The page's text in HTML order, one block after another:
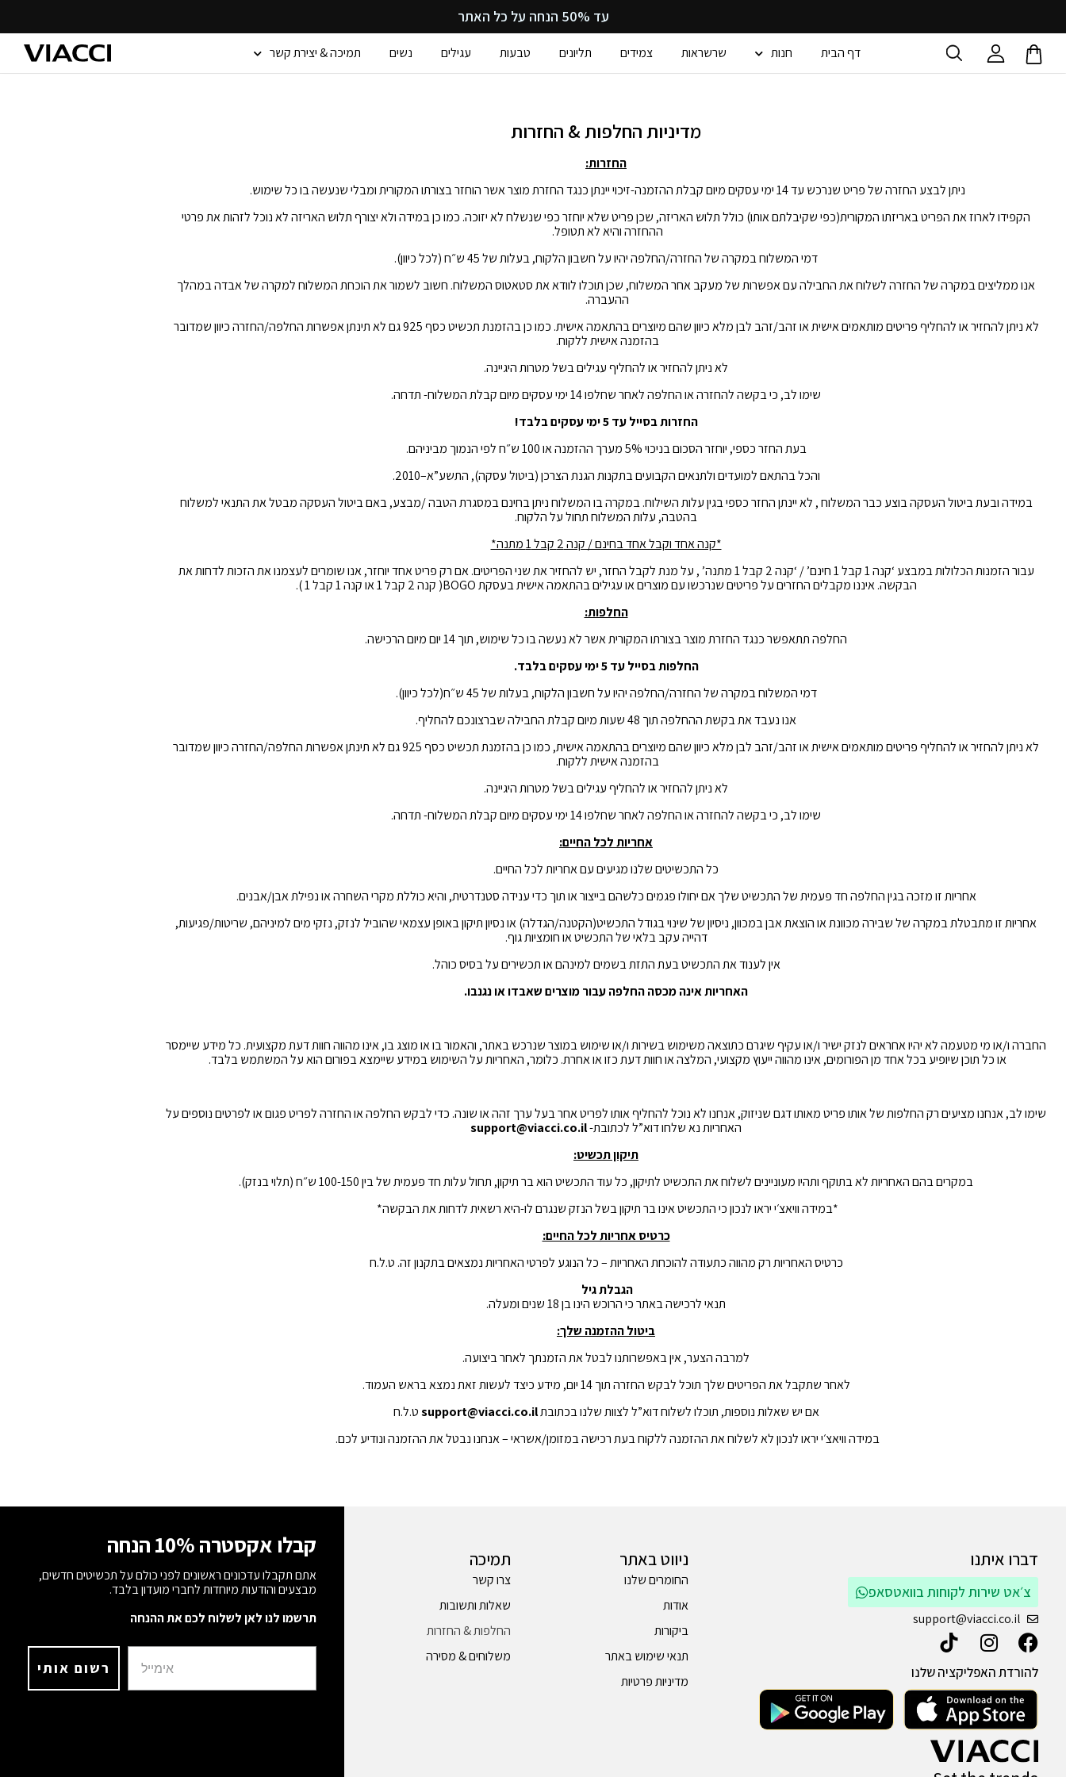
עד 50% הנחה על כל האתר
דף הבית חנות שרשראות צמידים תליונים טבעות עגילים נשים תמיכה & יצירת קשר
מדיניות החלפות & החזרות
החזרות:
ניתן לבצע החזרה של פריט שנרכש עד 14 ימי עסקים מיום קבלת ההזמנה-זיכוי יינתן כנגד החזרת מוצר אשר הוחזר בצורתו המקורית ומבלי שנעשה בו כל שימוש.
הקפידו לארוז את הפריט באריזתו המקורית(כפי שקיבלתם אותו) כולל תלוש האריזה, שכן פריט שלא יוחזר כפי שנשלח לא יזוכה. כמו כן במידה ולא יצורף תלוש האריזה לא נוכל לזהות את פרטי
ההחזרה והיא לא תטופל.
דמי המשלוח במקרה של החזרה/החלפה יהיו על חשבון הלקוח, בעלות של 45 ש״ח (לכל כיוון).
אנו ממליצים במקרה של החזרה לשלוח את החבילה עם אפשרות של מעקב אחר המשלוח, שכן תוכלו לוודא את סטאטוס המשלוח. חשוב לשמור את הוכחת המשלוח למקרה של אבדה במהלך
ההעברה.
לא ניתן להחזיר או להחליף פריטים מותאמים אישית או זהב/זהב לבן מלא כיוון שהם מיוצרים בהתאמה אישית.
כמו כן בהזמנת תכשיט כסף 925 גם לא תינתן אפשרות החלפה/החזרה כיוון שמדובר
בהזמנה אישית ללקוח.
לא ניתן להחזיר או להחליף עגילים בשל מטרות היגיינה.
שימו לב, כי בקשה להחזרה או החלפה לאחר שחלפו 14 ימי עסקים מיום קבלת המשלוח- תדחה.
החזרות בסייל עד 5 ימי עסקים בלבד!
בעת החזר כספי, יוחזר הסכום בניכוי 5% מערך ההזמנה או 100 ש״ח לפי הנמוך מביניהם.
והכלבהתאםלמועדיםולתנאיםהקבועיםבתקנותהגנתהצרכן(ביטולעסקה), התשע”א–
2010.
במידהובעתביטולהעסקהבוצע כברהמשלוח, לאיינתןהחזרכספיבגיןעלותהשילוח.במקרהבוהמשלוחניתןבחינםבמסגרתהטבה/מבצע,באםביטולהעסקהמבטלאתהתנאילמשלוח
בהטבה, עלותהמשלוחתחולעלהלקוח.
*קנה אחד וקבל אחד בחינם / קנה 2 קבל 1 מתנה*
עבור הזמנות הכלולות במבצע ‘קנה 1 קבל 1 חינם’ / ‘קנה 2 קבל 1 מתנה’ , על מנת לקבל החזר, יש להחזיר את שני הפריטים. אם רק פריט אחד יוחזר, אנו שומרים לעצמנו את הזכות לדחות את
הבקשה. איננו מקבלים החזרים על פריטים שנרכשו עם מוצרים או עגילים בהתאמה אישית בעסקת BOGO( קנה 2 קבל 1 או קנה 1 קבל 1 ).
החלפות:
החלפה תתאפשר כנגד החזרת מוצר בצורתו המקורית אשר לא נעשה בו כל שימוש, תוך 14 יום מיום הרכישה.
החלפות בסייל עד 5 ימי עסקים בלבד.
דמי המשלוח במקרה של החזרה/החלפה יהיו על חשבון הלקוח, בעלות של 45 ש״ח(לכל כיוון).
אנו נעבד את בקשת ההחלפה תוך 48 שעות מיום קבלת החבילה שברצונכם להחליף.
לא ניתן להחזיר או להחליף פריטים מותאמים אישית או זהב/זהב לבן מלא כיוון שהם מיוצרים בהתאמה אישית, כמו כן בהזמנת תכשיט כסף 925 גם לא תינתן אפשרות החלפה/החזרה כיוון שמדובר
בהזמנה אישית ללקוח.
לא ניתן להחזיר או להחליף עגילים בשל מטרות היגיינה.
שימו לב, כי בקשה להחזרה או החלפה לאחר שחלפו 14 ימי עסקים מיום קבלת המשלוח- תדחה.
אחריות לכל החיים:
כל התכשיטים שלנו מגיעים עם אחריות לכל החיים.
אחריות זו מזכה בגין החלפה חד פעמית של התכשיט שלך אם יחולו פגמים כלשהם בייצור או תוך כדי ענידה סטנדרטית, והיא כוללת מקרי השחרה או נפילת אבן/אבנים.
אחריות זו מתבטלת במקרה של שבירה מכוונת או הוצאת אבן במכוון, ניסיון של שינוי בגודל התכשיט(הקטנה/הגדלה) או נסיון תיקון באופן עצמאי שהוביל לנזק, נזקי מים למיניהם, שריטות/פגיעות,
דהייה עקב בלאי של התכשיט או חומציות גוף.
אין לענוד את התכשיט בעת התזת בשמים למינהם או תכשירים על בסיס כוהל.
האחריות אינה מכסה החלפה עבור מוצרים שאבדו או נגנבו.
החברה ו/או מי מטעמה לא יהיו אחראים לנזק ישיר ו/או עקיף שיגרם כתוצאה משימוש בשירות ו/או שימוש במוצר שנרכש באתר, והאמור בו או מוצג בו, אינו מהווה חוות דעת מקצועית. כל מידע שיימסר
או כל תוכן שיופיע בכל אחד מן הפורומים, אינו מהווה ייעוץ מקצועי, המלצה או חוות דעת כזו או אחרת. כלומר, האחריות על השימוש במידע שיימצא בפורום הוא על המשתמש בלבד.
שימו לב, אנחנו מציעים רק החלפות של אותו פריט מאותו דגם שניזוק, אנחנו לא נוכל להחליף אותו לפריט אחר בעל ערך זהה או שונה. כדי לבקש החלפה או החזרה לפריט פגום או לפרטים נוספים על
האחריות נא שלחו דוא”ל לכתובת-support@viacci.co.il
תיקון תכשיט:
במקרים בהם האחריות לא בתוקף ותהיו מעוניינים לשלוח את התכשיט לתיקון, כל עוד התכשיט הוא בר תיקון, תחול עלות חד פעמית של בין 100-150 ש״ח (תלוי בנזק).
*במידה וויאצ׳י יראו לנכון כי התכשיט אינו בר תיקון בשל הנזק שנגרם לו-היא רשאית לדחות את הבקשה*
כרטיס אחריות לכל החיים:
כרטיס האחריות רק מהווה כתעודה להוכחת האחריות – כל הנוגע לפרטי האחריות נמצאים בתקנון זה. ט.ל.ח
הגבלת גיל
תנאי לרכישה באתר כי הרוכש הינו בן 18 שנים ומעלה.
ביטול ההזמנה שלך:
למרבה הצער, אין באפשרותנו לבטל את הזמנתך לאחר ביצועה.
לאחר שתקבל את הפריטים שלך תוכל לבקש החזרה תוך 14 יום, מידע כיצד לעשות זאת נמצא בראש העמוד.
אם יש שאלות נוספות, תוכלו לשלוח דוא”ל לצוות שלנו בכתובתsupport@viacci.co.ilט.ל.ח
במידה וויאצ׳י יראו לנכון לא לשלוח את ההזמנה ללקוח בעת רכישה במזומן/אשראי – אנחנו נבטל את ההזמנה ונודיע לכם.
דברו איתנו
צ׳אט שירות לקוחות בוואטסאפ
support@viacci.co.il
להורדת האפליקציה שלנו
ניווט באתר
החומרים שלנו
אודות
ביקורות
תנאי שימוש באתר
מדיניות פרטיות
תמיכה
צרו קשר
שאלות ותשובות
החלפות & החזרות
משלוחים & מסירה
קבלו אקסטרה 10% הנחה
אתם תקבלו עדכונים ראשונים לפני כולם על תכשיטים חדשים,
מבצעים והודעות מיוחדות לחברי מועדון בלבד.
תרשמו לנו לאן לשלוח לכם את ההנחה
רשום אותי